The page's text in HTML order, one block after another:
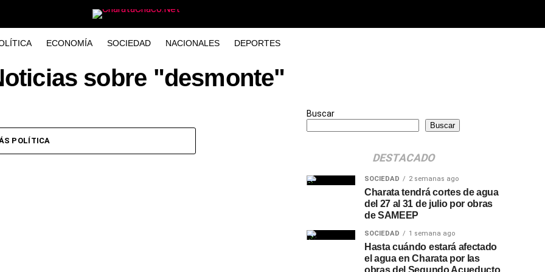
ECONOMÍA SOCIEDAD NACIONALES DEPORTES
sobre "desmonte"
POLÍTICA
Buscar
Buscar
DESTACADO
SOCIEDAD 2 semanas ago
Charata tendrá cortes de agua
del 27 al 31 de julio por obras
de SAMEEP
SOCIEDAD 1 semana ago
Hasta cuándo estará afectado
el agua en Charata por las
obras del Segundo Acueducto